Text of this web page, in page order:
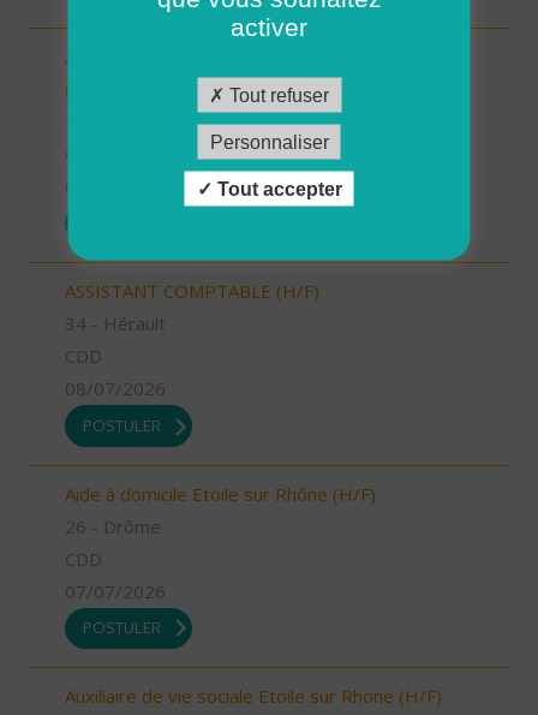
Auxiliaire de puériculture - AURILLAC (15000)
(H/F)
ASSISTANT COMPTABLE (H/F)
34 - Hérault
CDD
08/07/2026
POSTULER
Aide à domicile Etoile sur Rhône (H/F)
26 - Drôme
CDD
07/07/2026
POSTULER
Auxiliaire de vie sociale Etoile sur Rhone (H/F)
activer
Tout refuser
Personnaliser
Tout accepter